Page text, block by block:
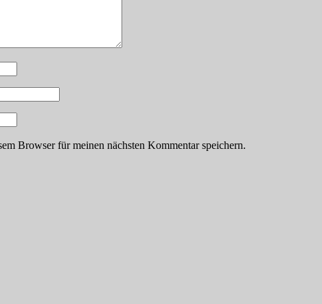
Browser für meinen nächsten Kommentar speichern.